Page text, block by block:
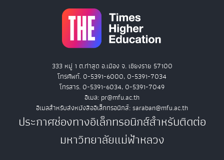
333 หมู่ 1 ต.ท่าสุด อ.เมือง จ. เชียงราย 57100
โทรศัพท์. 0-5391-6000, 0-5391-7034
โทรสาร. 0-5391-6034, 0-5391-7049
อีเมล: pr@mfu.ac.th
อีเมลสำหรับส่งหนังสืออิเล็กทรอนิกส์: saraban@mfu.ac.th
ประกาศช่องทางอิเล็กทรอนิกส์สำหรับติดต่อ
มหาวิทยาลัยแม่ฟ้าหลวง